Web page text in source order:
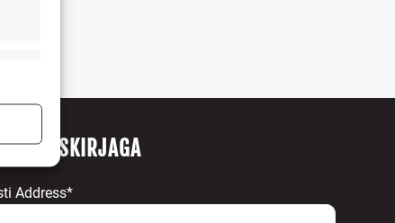
UUDISKIRJAGA
Address*